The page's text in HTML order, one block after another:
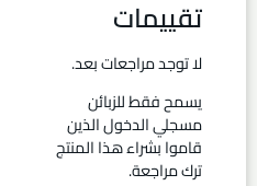
تقييمات
لا توجد مراجعات بعد.
يسمح فقط للزبائن
مسجلي الدخول الذين
قاموا بشراء هذا المنتج
ترك مراجعة.